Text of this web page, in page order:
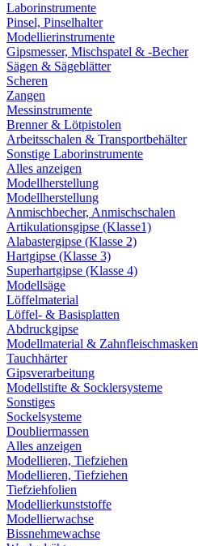
Laborinstrumente
Pinsel, Pinselhalter
Modellierinstrumente
Gipsmesser, Mischspatel & -Becher
Sägen & Sägeblätter
Scheren
Zangen
Messinstrumente
Brenner & Lötpistolen
Arbeitsschalen & Transportbehälter
Sonstige Laborinstrumente
Alles anzeigen
Modellherstellung
Modellherstellung
Anmischbecher, Anmischschalen
Artikulationsgipse (Klasse1)
Alabastergipse (Klasse 2)
Hartgipse (Klasse 3)
Superhartgipse (Klasse 4)
Modellsäge
Löffelmaterial
Löffel- & Basisplatten
Abdruckgipse
Modellmaterial & Zahnfleischmasken
Tauchhärter
Gipsverarbeitung
Modellstifte & Socklersysteme
Sonstiges
Sockelsysteme
Doubliermassen
Alles anzeigen
Modellieren, Tiefziehen
Modellieren, Tiefziehen
Tiefziehfolien
Modellierkunststoffe
Modellierwachse
Bissnehmewachse